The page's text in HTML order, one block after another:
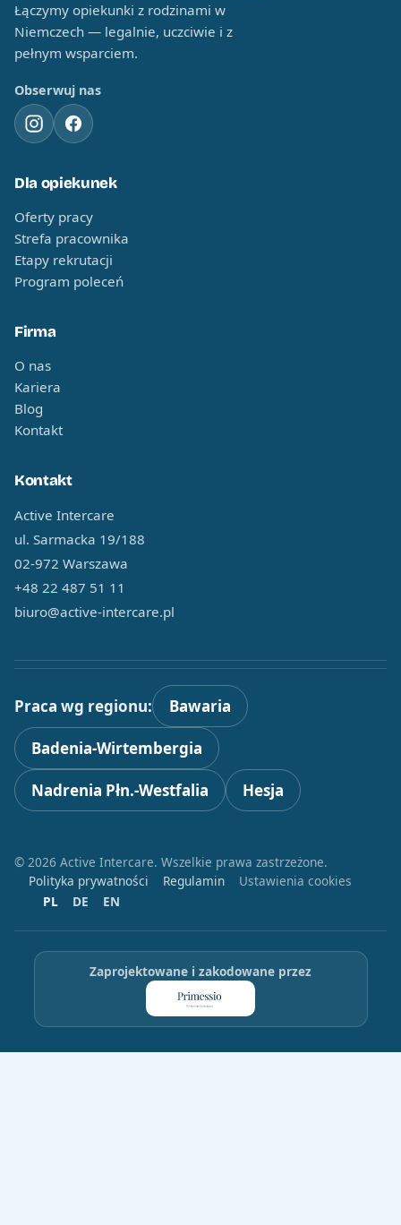
Łączymy opiekunki z rodzinami w
Niemczech — legalnie, uczciwie i z
pełnym wsparciem.
Obserwuj nas
Dla opiekunek
Oferty pracy
Strefa pracownika
Etapy rekrutacji
Program poleceń
Firma
O nas
Kariera
Blog
Kontakt
Kontakt
Active Intercare
ul. Sarmacka 19/188
02-972 Warszawa
+48 22 487 51 11
biuro@active-intercare.pl
Praca wg regionu: Bawaria
Badenia-Wirtembergia
Nadrenia Płn.-Westfalia Hesja
© 2026 Active Intercare. Wszelkie prawa zastrzeżone.
Polityka prywatności
Regulamin
Ustawienia cookies
PL
DE EN
Zaprojektowane i zakodowane przez